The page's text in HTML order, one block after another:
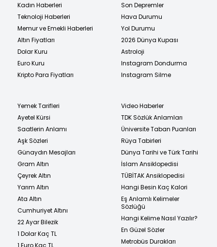
Kadın Haberleri
Teknoloji Haberleri
Memur ve Emekli Haberleri
Altın Fiyatları
Dolar Kuru
Euro Kuru
Kripto Para Fiyatları
Son Depremler
Hava Durumu
Yol Durumu
2026 Dünya Kupası
Astroloji
Instagram Dondurma
Instagram Silme
Yemek Tarifleri
Ayetel Kürsi
Saatlerin Anlamı
Aşk Sözleri
Günaydın Mesajları
Gram Altın
Çeyrek Altın
Yarım Altın
Ata Altın
Cumhuriyet Altını
22 Ayar Bilezik
1 Dolar Kaç TL
1 Euro Kaç TL
Video Haberler
TDK Sözlük Anlamları
Üniversite Taban Puanları
Rüya Tabirleri
Dünya Tarihi ve Türk Tarihi
İslam Ansiklopedisi
TÜBİTAK Ansiklopedisi
Hangi Besin Kaç Kalori
Eş Anlamlı Kelimeler
Sözlüğü
Hangi Kelime Nasıl Yazılır?
En Güzel Sözler
Metrobüs Durakları